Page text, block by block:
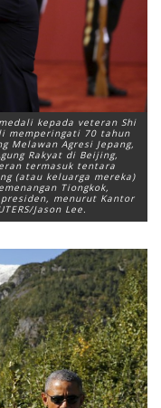
kepada veteran Shi
memperingati 70 tahun
Melawan Agresi Jepang,
Rakyat di Beijing,
termasuk tentara
(atau keluarga mereka)
Tiongkok,
menurut Kantor
Jason Lee.